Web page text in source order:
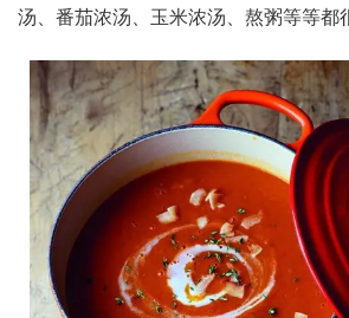
汤、番茄浓汤、玉米浓汤、熬粥等等都